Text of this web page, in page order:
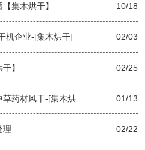
集木烘干】 10/18
机企业-[集木烘干] 02/03
】 02/25
草药材风干-[集木烘 01/13
理 02/22